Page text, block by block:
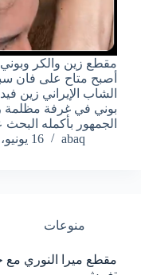
أصبح متاح على فان
الشاب الإيراني زين
بوني في غرفة مظلمة
الجمهور بأكمله
abaq
16 يونيو، 2025
منوعات